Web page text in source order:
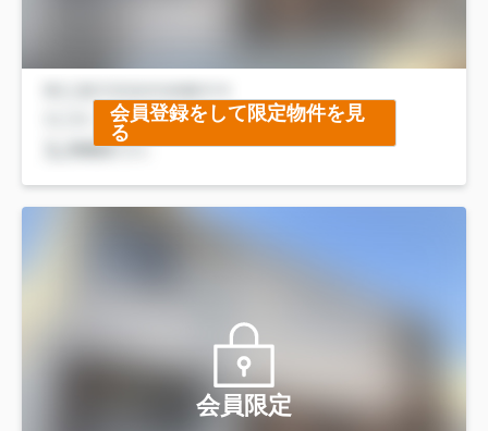
会員登録をして限定物件を見
る
会員限定